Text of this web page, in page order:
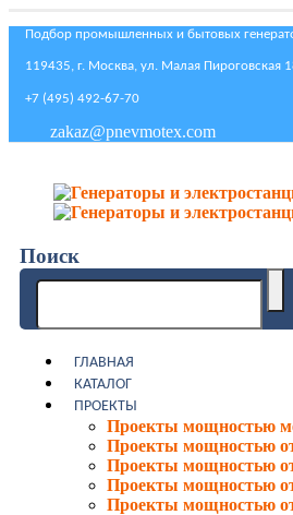
Подбор промышленных и бытовых
119435, г. Москва, ул. Малая Пироговская
+7 (495) 492-67-70
zakaz@pnevmotex.com
Поиск
ГЛАВНАЯ
КАТАЛОГ
ПРОЕКТЫ
Проекты мощностью
Проекты мощностью
Проекты мощностью
Проекты мощностью
Проекты мощностью